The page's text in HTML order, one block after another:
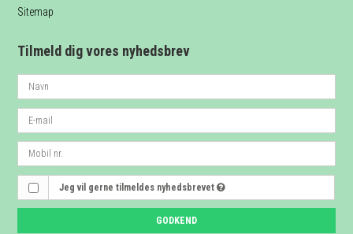
Sitemap
Tilmeld dig vores nyhedsbrev
Jeg vil gerne tilmeldes nyhedsbrevet
GODKEND